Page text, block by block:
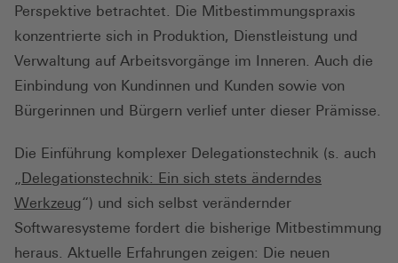
Perspektive betrachtet. Die Mitbestimmungspraxis
konzentrierte sich in Produktion, Dienstleistung und
Verwaltung auf Arbeitsvorgänge im Inneren. Auch die
Einbindung von Kundinnen und Kunden sowie von
Bürgerinnen und Bürgern verlief unter dieser Prämisse.
Die Einführung komplexer Delegationstechnik (s. auch
„ Delegationstechnik: Ein sich stets änderndes
Werkzeug“) und sich selbst verändernder
Softwaresysteme fordert die bisherige Mitbestimmung
heraus. Aktuelle Erfahrungen zeigen: Die neuen